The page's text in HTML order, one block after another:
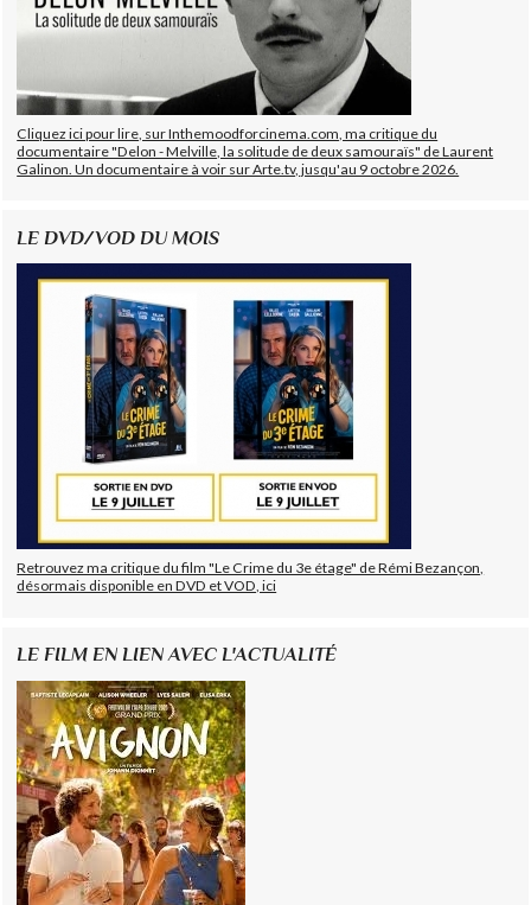
Cliquez ici pour lire, sur Inthemoodforcinema.com, ma critique du
documentaire "Delon - Melville, la solitude de deux samouraïs" de Laurent
Galinon. Un documentaire à voir sur Arte.tv, jusqu'au 9 octobre 2026.
LE DVD/VOD DU MOIS
Retrouvez ma critique du film "Le Crime du 3e étage" de Rémi Bezançon,
désormais disponible en DVD et VOD, ici
LE FILM EN LIEN AVEC L'ACTUALITÉ